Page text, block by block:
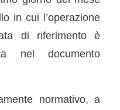
in cui l’operazione
di riferimento è
nel documento
normativo, a